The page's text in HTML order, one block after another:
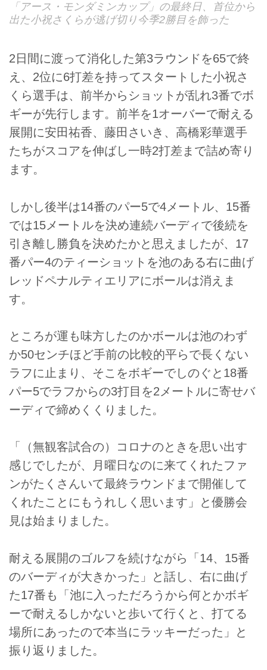
「アース・モンダミンカップ」の最終日、首位から
出た小祝さくらが逃げ切り今季2勝目を飾った
2日間に渡って消化した第3ラウンドを65で終
え、2位に6打差を持ってスタートした小祝さ
くら選手は、前半からショットが乱れ3番でボ
ギーが先行します。前半を1オーバーで耐える
展開に安田祐香、藤田さいき、高橋彩華選手
たちがスコアを伸ばし一時2打差まで詰め寄り
ます。
しかし後半は14番のパー5で4メートル、15番
では15メートルを決め連続バーディで後続を
引き離し勝負を決めたかと思えましたが、17
番パー4のティーショットを池のある右に曲げ
レッドペナルティエリアにボールは消えま
す。
ところが運も味方したのかボールは池のわず
か50センチほど手前の比較的平らで長くない
ラフに止まり、そこをボギーでしのぐと18番
パー5でラフからの3打目を2メートルに寄せバ
ーディで締めくくりました。
「（無観客試合の）コロナのときを思い出す
感じでしたが、月曜日なのに来てくれたファ
ンがたくさんいて最終ラウンドまで開催して
くれたことにもうれしく思います」と優勝会
見は始まりました。
耐える展開のゴルフを続けながら「14、15番
のバーディが大きかった」と話し、右に曲げ
た17番も「池に入っただろうから何とかボギ
ーで耐えるしかないと歩いて行くと、打てる
場所にあったので本当にラッキーだった」と
振り返りました。